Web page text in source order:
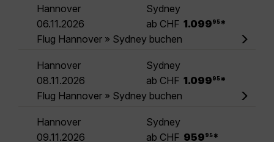
Hannover
Sydney
06.11.2026
ab CHF 1.099 95 *
Flug Hannover » Sydney buchen
Hannover
Sydney
08.11.2026
ab CHF 1.099 95 *
Flug Hannover » Sydney buchen
Hannover
Sydney
09.11.2026
ab CHF 959 95 *